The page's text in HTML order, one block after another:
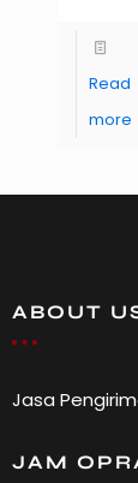
Read
more
ABOUT
Jasa
JAM